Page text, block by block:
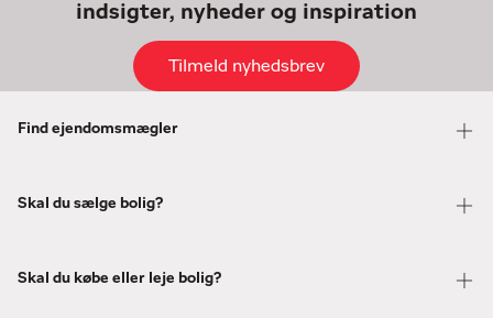
indsigter, nyheder og inspiration
Tilmeld nyhedsbrev
Find ejendomsmægler
Skal du sælge bolig?
Skal du købe eller leje bolig?